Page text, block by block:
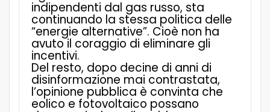
indipendenti dal gas russo, sta
continuando la stessa politica delle
“energie alternative”. Cioè non ha
avuto il coraggio di eliminare gli
incentivi.
Del resto, dopo decine di anni di
disinformazione mai contrastata,
l’opinione pubblica è convinta che
eolico e fotovoltaico possano